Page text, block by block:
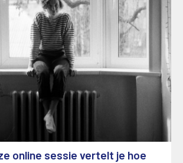
online sessie vertelt je hoe